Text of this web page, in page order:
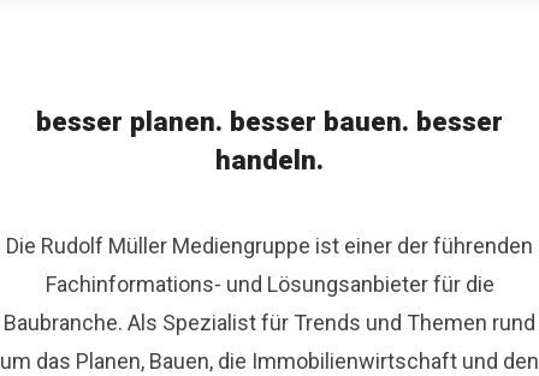
besser planen. besser bauen. besser
handeln.
Die Rudolf Müller Mediengruppe ist einer der führenden
Fachinformations- und Lösungsanbieter für die
Baubranche. Als Spezialist für Trends und Themen rund
um das Planen, Bauen, die Immobilienwirtschaft und den